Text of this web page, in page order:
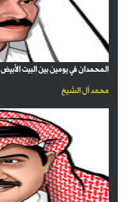
المحمدان في يومين بين البيت الأبيض
محمد آل الشيخ